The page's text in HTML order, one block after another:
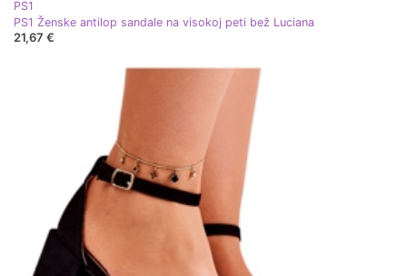
PS1
PS1 Ženske antilop sandale na visokoj peti bež Luciana
21,67 €